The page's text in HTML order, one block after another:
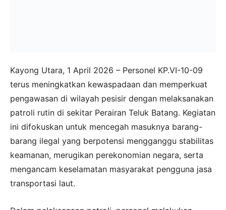
Kayong Utara, 1 April 2026 – Personel KP.VI-10-09
terus meningkatkan kewaspadaan dan memperkuat
pengawasan di wilayah pesisir dengan melaksanakan
patroli rutin di sekitar Perairan Teluk Batang. Kegiatan
ini difokuskan untuk mencegah masuknya barang-
barang ilegal yang berpotensi mengganggu stabilitas
keamanan, merugikan perekonomian negara, serta
mengancam keselamatan masyarakat pengguna jasa
transportasi laut.